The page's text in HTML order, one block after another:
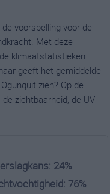
voorspelling voor de
Met deze
klimaatstatistieken
geeft het gemiddelde
zien? Op de
zichtbaarheid, de UV-
24%
76%